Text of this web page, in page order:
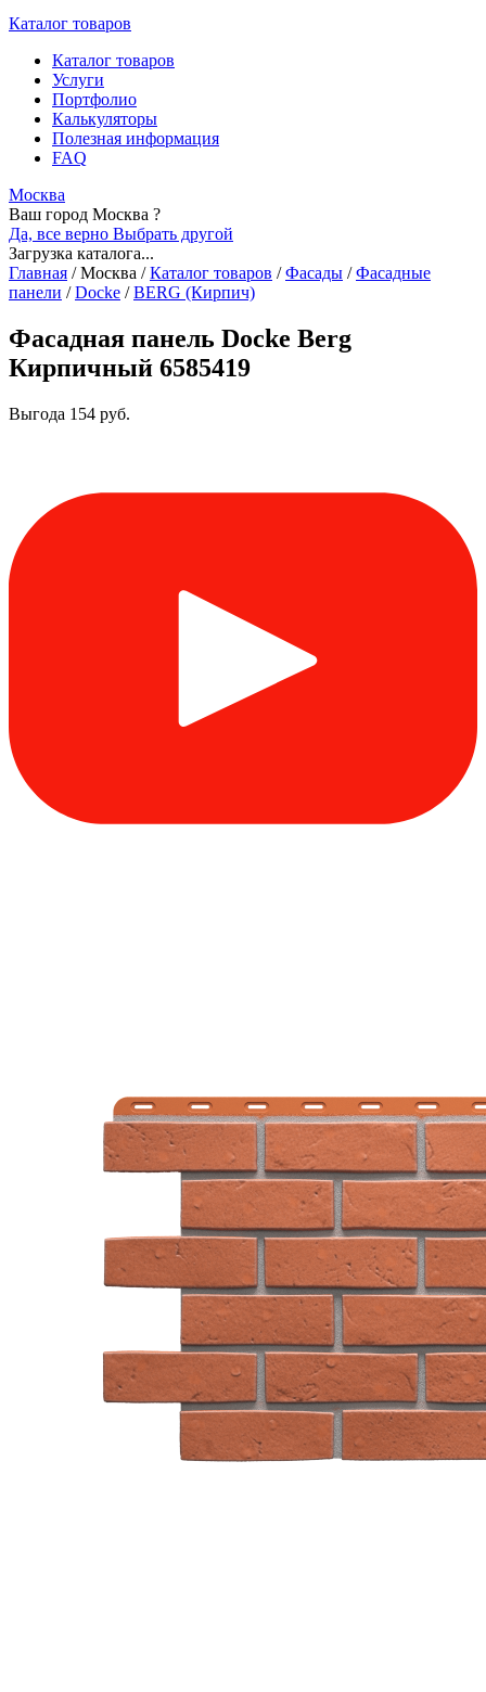
Каталог товаров
Каталог товаров
Услуги
Портфолио
Калькуляторы
Полезная информация
FAQ
Москва
Ваш город Москва ?
Да, все верно Выбрать другой
Загрузка каталога...
Главная /Москва / Каталог товаров / Фасады / Фасадные
панели / Docke / BERG (Кирпич)
Фасадная панель Docke Berg
Кирпичный 6585419
Выгода 154 руб.